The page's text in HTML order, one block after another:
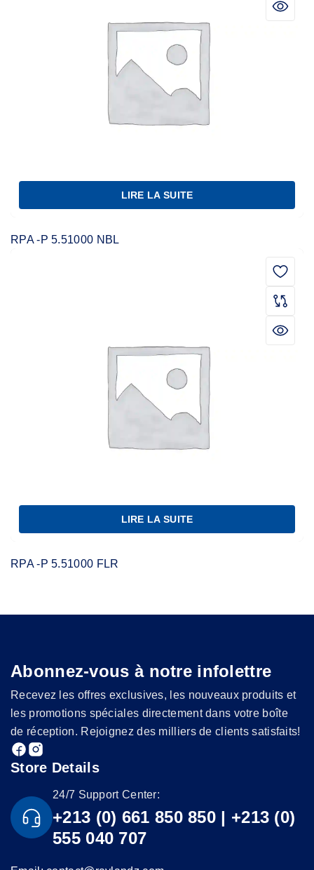
LIRE LA SUITE
RPA -P 5.51000 NBL
LIRE LA SUITE
RPA -P 5.51000 FLR
Abonnez-vous à notre infolettre
Recevez les offres exclusives, les nouveaux produits et
les promotions spéciales directement dans votre boîte
de réception. Rejoignez des milliers de clients satisfaits!
Store Details
24/7 Support Center:
+213 (0) 661 850 850 | +213 (0)
555 040 707